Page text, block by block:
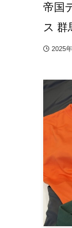
帝国
ス 群
2025